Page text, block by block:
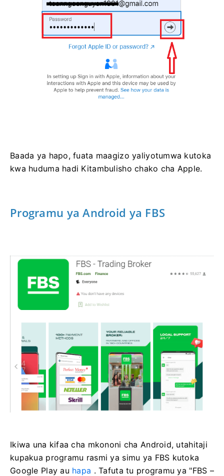
Baada ya hapo, fuata maagizo yaliyotumwa kutoka
kwa huduma hadi Kitambulisho chako cha Apple.
Programu ya Android ya FBS
Ikiwa una kifaa cha mkononi cha Android, utahitaji
kupakua programu rasmi ya simu ya FBS kutoka
Google Play au hapa . Tafuta tu programu ya "FBS –